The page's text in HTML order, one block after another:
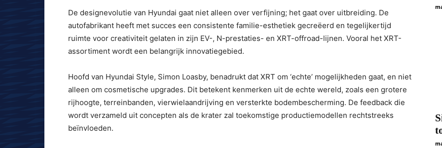
De designevolutie van Hyundai gaat niet alleen over verfijning; het gaat over uitbreiding. De
autofabrikant heeft met succes een consistente familie-esthetiek gecreëerd en tegelijkertijd
ruimte voor creativiteit gelaten in zijn EV-, N-prestaties- en XRT-offroad-lijnen. Vooral het XRT-
assortiment wordt een belangrijk innovatiegebied.
Hoofd van Hyundai Style, Simon Loasby, benadrukt dat XRT om ‘echte’ mogelijkheden gaat, en niet
alleen om cosmetische upgrades. Dit betekent kenmerken uit de echte wereld, zoals een grotere
rijhoogte, terreinbanden, vierwielaandrijving en versterkte bodembescherming. De feedback die
wordt verzameld uit concepten als de krater zal toekomstige productiemodellen rechtstreeks
beïnvloeden.